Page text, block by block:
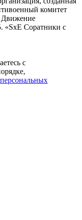
комитет
Движение
«SxE Соратники с
с